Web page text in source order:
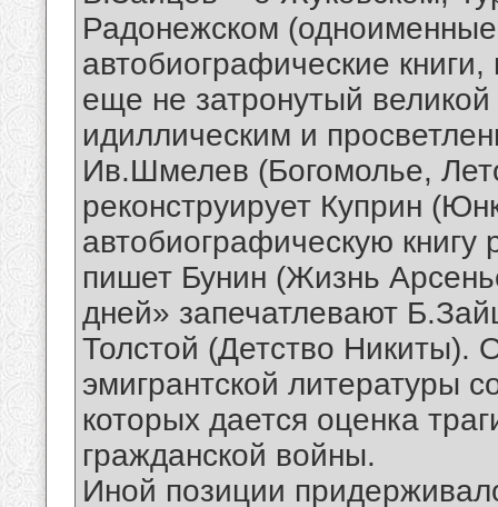
Радонежском
автобиографические
еще не затронутый
идиллическим и
Ив.Шмелев (Богомолье,
реконструирует Куприн
автобиографическую книгу
пишет Бунин (Жизнь
дней» запечатлевают
Толстой (Детство Никиты).
эмигрантской литературы
которых дается оценка
гражданской войны.
Иной позиции